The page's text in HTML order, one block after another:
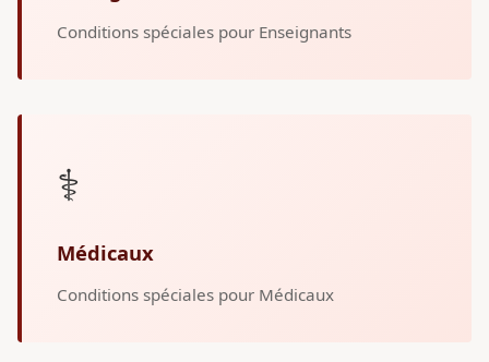
Conditions spéciales pour Enseignants
⚕️
Médicaux
Conditions spéciales pour Médicaux